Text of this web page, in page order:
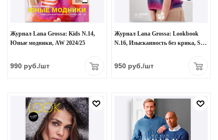
Журнал Lana Grossa: Kids N.14,
Юные модники, AW 2024/25
990 руб./шт
Журнал Lana Grossa: Lookbook
N.16, Изысканность без крика, SS
950руб./шт